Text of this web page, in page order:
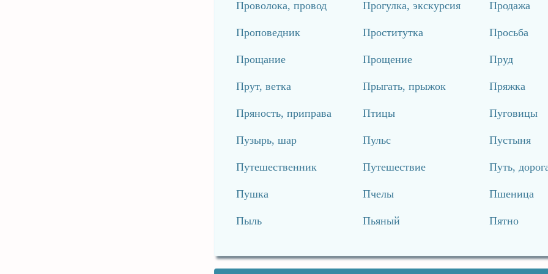
Проволока, провод Прогулка, экскурсия Продажа
Проповедник Проститутка Просьба
Прощание Прощение Пруд
Прут, ветка Прыгать, прыжок Пряжка
Пряность, приправа Птицы Пуговицы
Пузырь, шар Пульс Пустыня
Путешественник Путешествие Путь,
Пушка Пчелы Пшеница
Пыль Пьяный Пятно